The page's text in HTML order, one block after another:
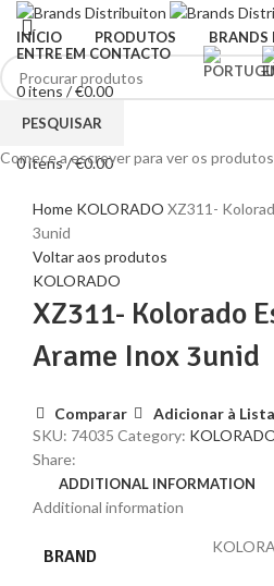
INÍCIO PRODUTOS BRANDS
ENTRE EM CONTACTO
0itens /€0.00
Menu
0itens/€0.00
Home KOLORADO XZ311-
3unid
Voltar aos produtos
KOLORADO
XZ311- Kolorado
Arame Inox 3unid
Comparar
Adicionar à
SKU: 74035 Category:
Share:
ADDITIONAL INFORMATION
Additional information
BRAND
PESQUISAR
Comece a escrever para ver os